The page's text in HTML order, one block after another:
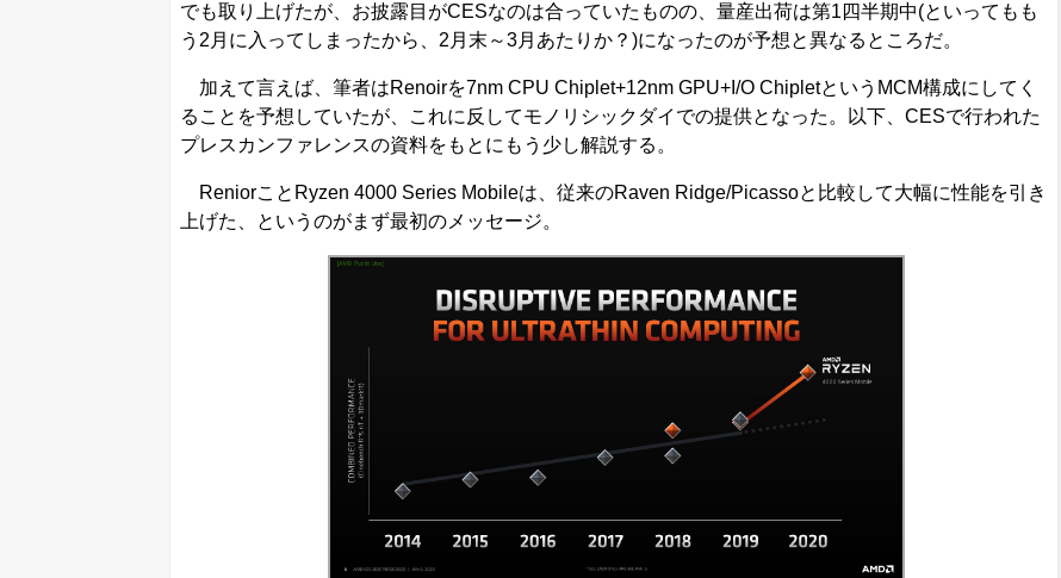
でも取り上げたが、お披露目がCESなのは合っていたものの、量産出荷は第1四半期中(といってもも
う2月に入ってしまったから、2月末～3月あたりか？)になったのが予想と異なるところだ。
加えて言えば、筆者はRenoirを7nm CPU Chiplet+12nm GPU+I/O ChipletというMCM構成にしてく
ることを予想していたが、これに反してモノリシックダイでの提供となった。以下、CESで行われた
プレスカンファレンスの資料をもとにもう少し解説する。
ReniorことRyzen 4000 Series Mobileは、従来のRaven Ridge/Picassoと比較して大幅に性能を引き
上げた、というのがまず最初のメッセージ。